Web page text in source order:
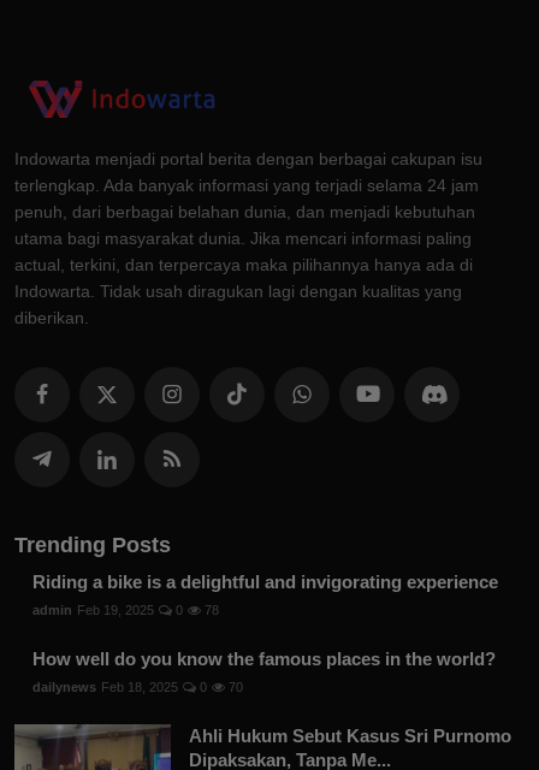
Indowarta menjadi portal berita dengan berbagai cakupan isu
terlengkap. Ada banyak informasi yang terjadi selama 24 jam
penuh, dari berbagai belahan dunia, dan menjadi kebutuhan
utama bagi masyarakat dunia. Jika mencari informasi paling
actual, terkini, dan terpercaya maka pilihannya hanya ada di
Indowarta. Tidak usah diragukan lagi dengan kualitas yang
diberikan.
Trending Posts
Riding a bike is a delightful and invigorating experience
admin Feb 19, 2025 0 78
How well do you know the famous places in the world?
dailynews Feb 18, 2025 0 70
Ahli Hukum Sebut Kasus Sri Purnomo
Dipaksakan, Tanpa Me...